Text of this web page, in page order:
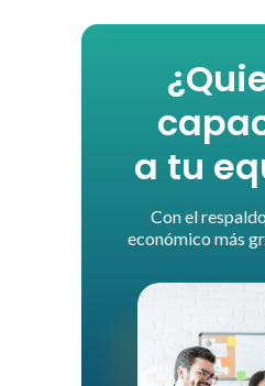
a tu
Con el
económico más